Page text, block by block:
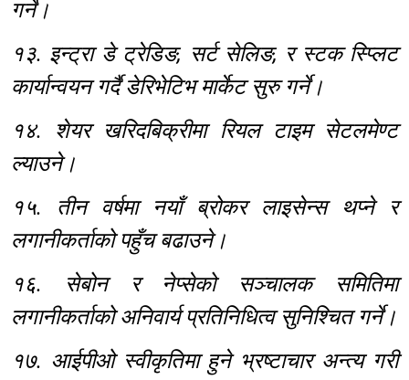
गर्ने।
१३. इन्ट्रा डे ट्रेडिङ, सर्ट सेलिङ, र स्टक स्प्लिट
कार्यान्वयन गर्दै डेरिभेटिभ मार्केट सुरु गर्ने।
१४. शेयर खरिदबिक्रीमा रियल टाइम सेटलमेण्ट
ल्याउने।
१५. तीन वर्षमा नयाँ ब्रोकर लाइसेन्स थप्ने र
लगानीकर्ताको पहुँच बढाउने।
१६. सेबोन र नेप्सेको सञ्चालक समितिमा
लगानीकर्ताको अनिवार्य प्रतिनिधित्व सुनिश्चित गर्ने।
१७. आईपीओ स्वीकृतिमा हुने भ्रष्टाचार अन्त्य गरी